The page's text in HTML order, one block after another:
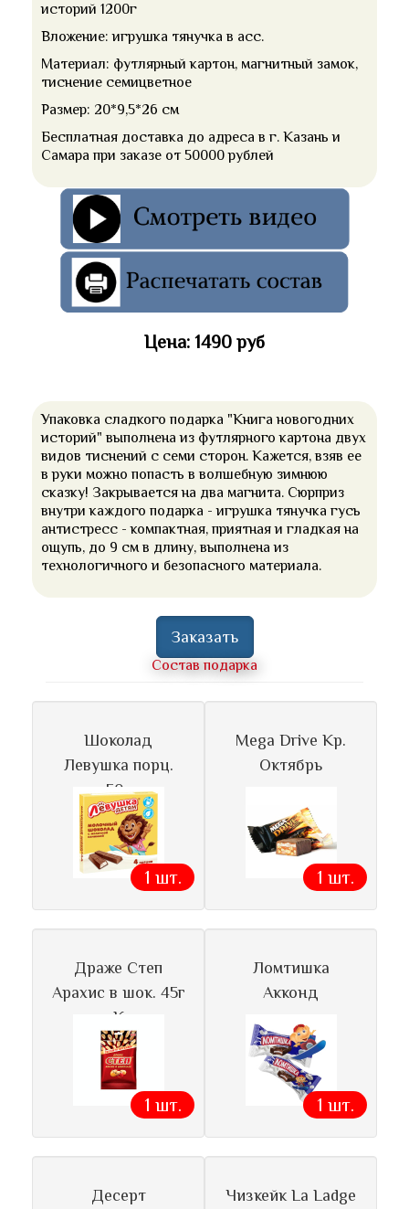
историй 1200г
Вложение: игрушка тянучка в асс.
Материал: футлярный картон, магнитный замок,
тиснение семицветное
Размер: 20*9,5*26 см
Бесплатная доставка до адреса в г. Казань и
Самара при заказе от 50000 рублей
Цена: 1490 руб
Упаковка сладкого подарка "Книга новогодних
историй" выполнена из футлярного картона двух
видов тиснений с семи сторон. Кажется, взяв ее
в руки можно попасть в волшебную зимнюю
сказку! Закрывается на два магнита. Сюрприз
внутри каждого подарка - игрушка тянучка гусь
антистресс - компактная, приятная и гладкая на
ощупь, до 9 см в длину, выполнена из
технологичного и безопасного материала.
Заказать
Состав подарка
Шоколад
Левушка порц.
50г
1 шт.
Mega Drive Кр.
Октябрь
1 шт.
Драже Степ
Арахис в шок. 45г
К
1 шт.
Ломтишка
Акконд
1 шт.
Десерт
Чизкейк La Ladge